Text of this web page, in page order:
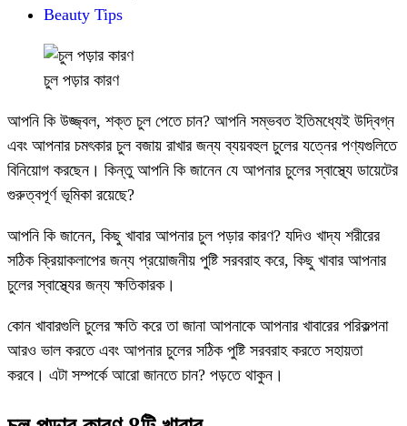
Beauty Tips
চুল পড়ার কারণ
আপনি কি উজ্জ্বল, শক্ত চুল পেতে চান? আপনি সম্ভবত ইতিমধ্যেই উদ্বিগ্ন
এবং আপনার চমৎকার চুল বজায় রাখার জন্য ব্যয়বহুল চুলের যত্নের পণ্যগুলিতে
বিনিয়োগ করছেন। কিন্তু আপনি কি জানেন যে আপনার চুলের স্বাস্থ্যে ডায়েটের
গুরুত্বপূর্ণ ভূমিকা রয়েছে?
আপনি কি জানেন, কিছু খাবার আপনার চুল পড়ার কারণ? যদিও খাদ্য শরীরের
সঠিক ক্রিয়াকলাপের জন্য প্রয়োজনীয় পুষ্টি সরবরাহ করে, কিছু খাবার আপনার
চুলের স্বাস্থ্যের জন্য ক্ষতিকারক।
কোন খাবারগুলি চুলের ক্ষতি করে তা জানা আপনাকে আপনার খাবারের পরিকল্পনা
আরও ভাল করতে এবং আপনার চুলের সঠিক পুষ্টি সরবরাহ করতে সহায়তা
করবে। এটা সম্পর্কে আরো জানতে চান? পড়তে থাকুন।